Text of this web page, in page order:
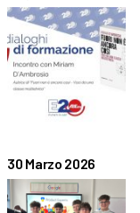
30 Marzo 2026